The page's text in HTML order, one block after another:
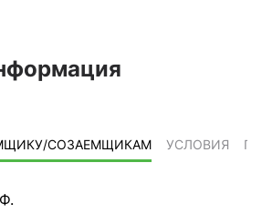
СОЗАЕМЩИКАМ УСЛОВИЯ